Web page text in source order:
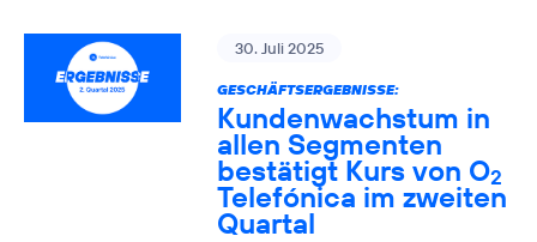
30. Juli 2025
GESCHÄFTSERGEBNISSE:
Kundenwachstum in
allen Segmenten
bestätigt Kurs von O2
Telefónica im zweiten
Quartal